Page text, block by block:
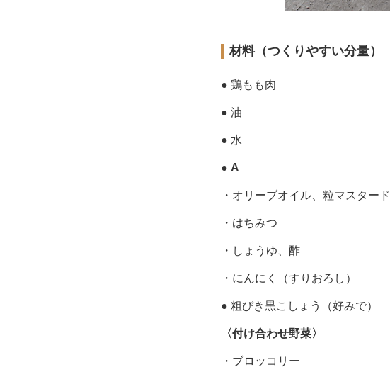
材料（つくりやすい分量）
● 鶏もも肉
● 油
● 水
● A
・オリーブオイル、粒マスタード
・はちみつ
・しょうゆ、酢
・にんにく（すりおろし）
● 粗びき黒こしょう（好みで）
〈付け合わせ野菜〉
・ブロッコリー